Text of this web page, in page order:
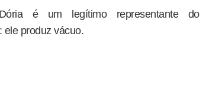
é um legítimo representante do
ele produz vácuo.